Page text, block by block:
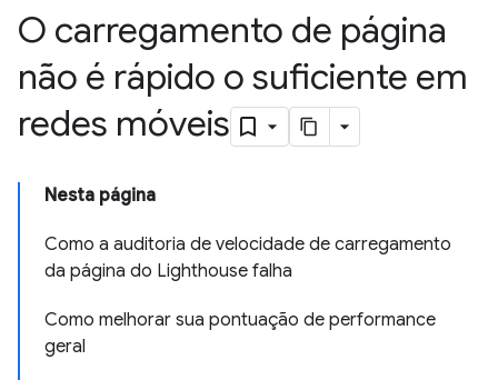
O carregamento de página
não é rápido o suficiente em
redes móveis
Nesta página
Como a auditoria de velocidade de carregamento
da página do Lighthouse falha
Como melhorar sua pontuação de performance
geral